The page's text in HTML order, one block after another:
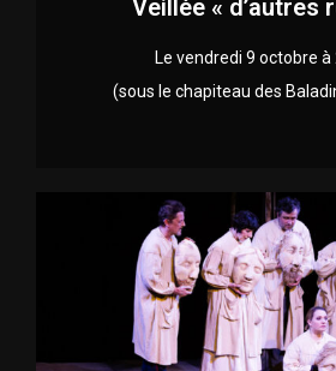
Veillée « d’autres
Le vendredi 9 octobre à
(sous le chapiteau des